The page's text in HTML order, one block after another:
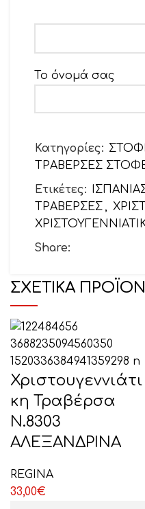
Το όνομά σας
Θέμα
Το μήνυμά σας
ΕΠΙΛΕΞΤΕ ΕΔΩ
Κατηγορίες:
ΤΡΑΒΕΡΣΕΣ
Ετικέτες:
ΤΡΑΒΕΡΣΕΣ
Share:
ΣΧΕΤΙΚΆ
Χριστουγεννιάτι
κη Τραβέρσα
Ν.8303
ΑΛΕΞΑΝΔΡΙΝΑ
REGINA
33,00€